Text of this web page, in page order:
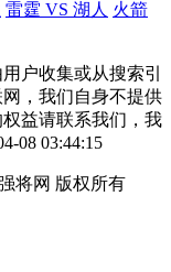
雷霆 VS 湖人 火箭
户收集或从搜索引
，我们自身不提供
益请联系我们，我
08 03:44:15
将网 版权所有